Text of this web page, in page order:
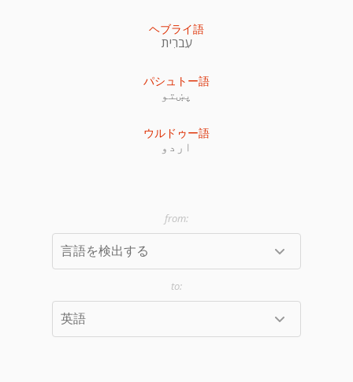
ヘブライ語
עִברִית
パシュトー語
پښتو
ウルドゥー語
اردو